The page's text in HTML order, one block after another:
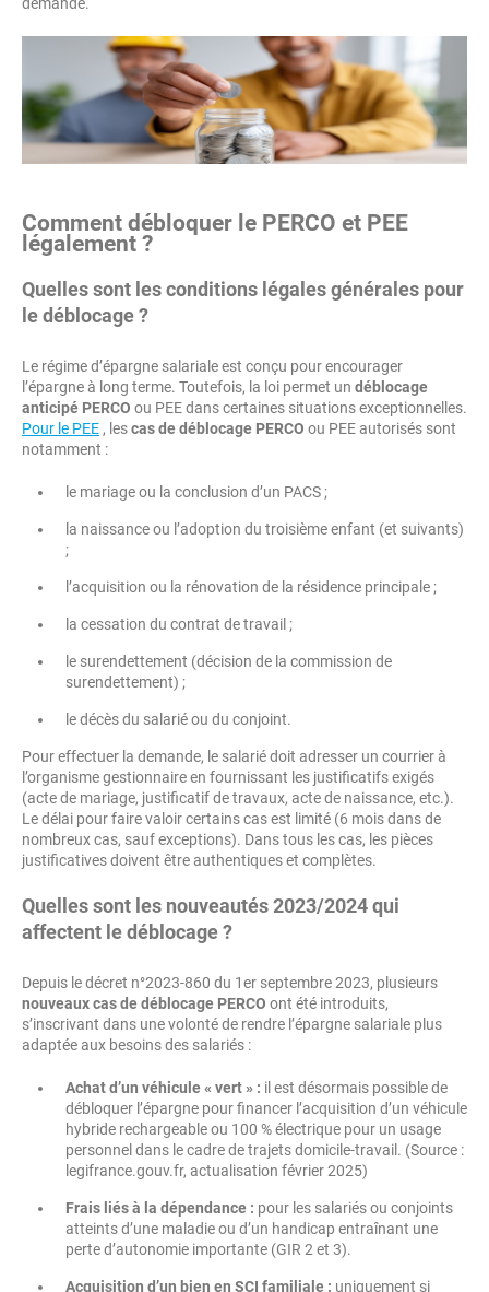
Comment débloquer le PERCO et PEE
légalement ?
Quelles sont les conditions légales générales pour
le déblocage ?
Le régime d’épargne salariale est conçu pour encourager
l’épargne à long terme. Toutefois, la loi permet un déblocage
anticipé PERCO ou PEE dans certaines situations exceptionnelles.
Pour le PEE , lescas de déblocage PERCO ou PEE autorisés sont
notamment :
le mariage ou la conclusion d’un PACS ;
la naissance ou l’adoption du troisième enfant (et suivants)
;
l’acquisition ou la rénovation de la résidence principale ;
la cessation du contrat de travail ;
le surendettement (décision de la commission de
surendettement) ;
le décès du salarié ou du conjoint.
Pour effectuer la demande, le salarié doit adresser un courrier à
l’organisme gestionnaire en fournissant les justificatifs exigés
(acte de mariage, justificatif de travaux, acte de naissance, etc.).
Le délai pour faire valoir certains cas est limité (6 mois dans de
nombreux cas, sauf exceptions). Dans tous les cas, les pièces
justificatives doivent être authentiques et complètes.
Quelles sont les nouveautés 2023/2024 qui
affectent le déblocage ?
Depuis le décret n°2023-860 du 1er septembre 2023, plusieurs
nouveaux cas de déblocage PERCO ont été introduits,
s’inscrivant dans une volonté de rendre l’épargne salariale plus
adaptée aux besoins des salariés :
Achat d’un véhicule « vert » : il est désormais possible de
débloquer l’épargne pour financer l’acquisition d’un véhicule
hybride rechargeable ou 100 % électrique pour un usage
personnel dans le cadre de trajets domicile-travail. (Source :
legifrance.gouv.fr, actualisation février 2025)
Frais liés à la dépendance : pour les salariés ou conjoints
atteints d’une maladie ou d’un handicap entraînant une
perte d’autonomie importante (GIR 2 et 3).
Acquisition d’un bien en SCI familiale : uniquement si